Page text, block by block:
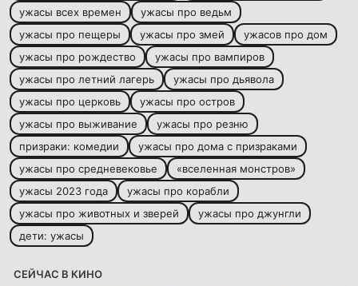
ужасы всех времен
ужасы про ведьм
ужасы про пещеры
ужасы про змей
ужасов про дом
ужасы про рождество
ужасы про вампиров
ужасы про летний лагерь
ужасы про дьявола
ужасы про церковь
ужасы про остров
ужасы про выживание
ужасы про резню
призраки: комедии
ужасы про дома с призраками
ужасы про средневековье
«вселенная монстров»
ужасы 2023 года
ужасы про корабли
ужасы про животных и зверей
ужасы про джунгли
дети: ужасы
СЕЙЧАС В КИНО